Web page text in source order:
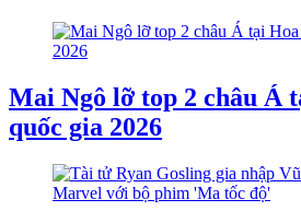
Mai Ngô lỡ top 2 châu Á
quốc gia 2026